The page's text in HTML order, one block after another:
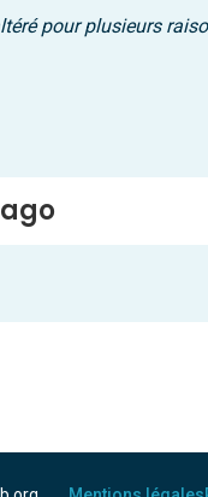
pour plusieurs